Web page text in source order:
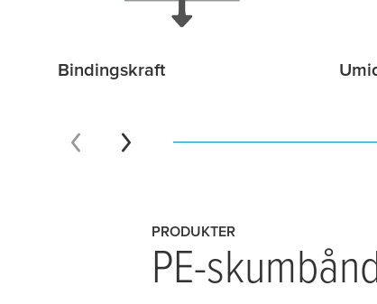
Bindingskraft
PRODUKTER
PE-